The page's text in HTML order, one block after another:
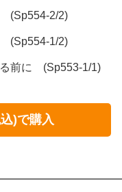
(Sp554-2/2)
(Sp554-1/2)
る前に (Sp553-1/1)
)で購入